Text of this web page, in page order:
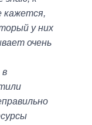
кажется,
у них
очень
в